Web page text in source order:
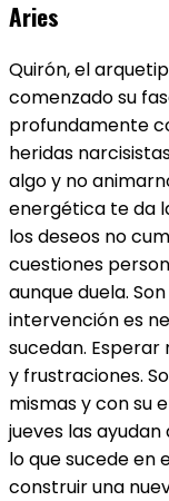
Aries
Quirón, el
comenzado su
profundamente
heridas
algo y no
energética te da
los deseos no
cuestiones
aunque duela.
intervención es
sucedan. Esperar
y frustraciones.
mismas y con su
jueves las
lo que sucede en
construir una